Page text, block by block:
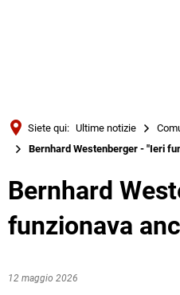
Siete qui: Ultime notizie
Bernhard Westenberger - "Ieri
Bernhard
funzionava
12 maggio 2026